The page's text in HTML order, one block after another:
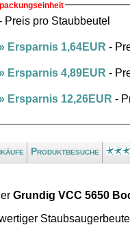
Preis pro Staubbeutel
Ersparnis 1,64EUR -
Ersparnis 4,89EUR -
Ersparnis 12,26EUR -
Produktbesuche
Grundig VCC 5650